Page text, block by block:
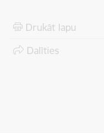
Drukāt lapu
Dalīties